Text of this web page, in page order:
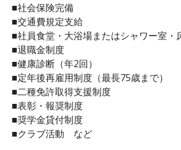
■社会保険完備
■交通費規定支給
■社員食堂・大浴場またはシャワー室・
■退職金制度
■健康診断（年2回）
■定年後再雇用制度（最長75歳まで）
■二種免許取得支援制度
■表彰・報奨制度
■奨学金貸付制度
■クラブ活動 など